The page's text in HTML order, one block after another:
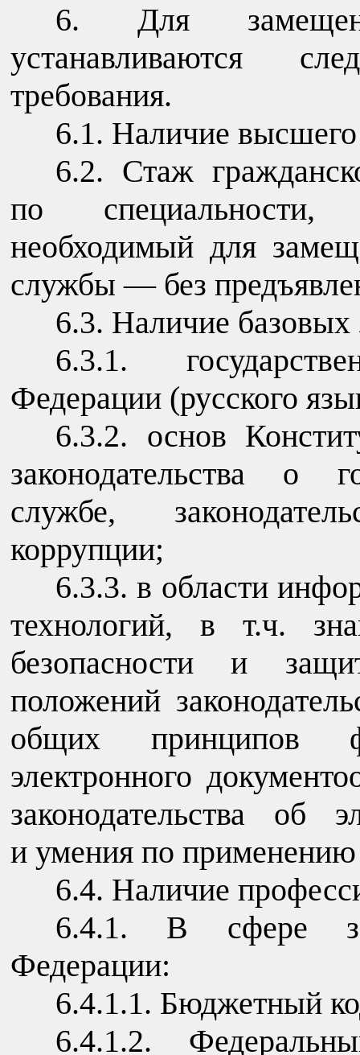
6. Для
устанавливаются
требования.
6.1. Наличие высшего
6.2. Стаж
по специальности,
необходимый для
службы — без
6.3. Наличие базовых
6.3.1.
Федерации (русского
6.3.2. основ
законодательства о
службе,
коррупции;
6.3.3. в области
технологий, в т.ч.
безопасности и
положений
общих принципов
электронного
законодательства об
и умения по применению
6.4. Наличие
6.4.1. В сфере
Федерации:
6.4.1.1. Бюджетный
6.4.1.2.